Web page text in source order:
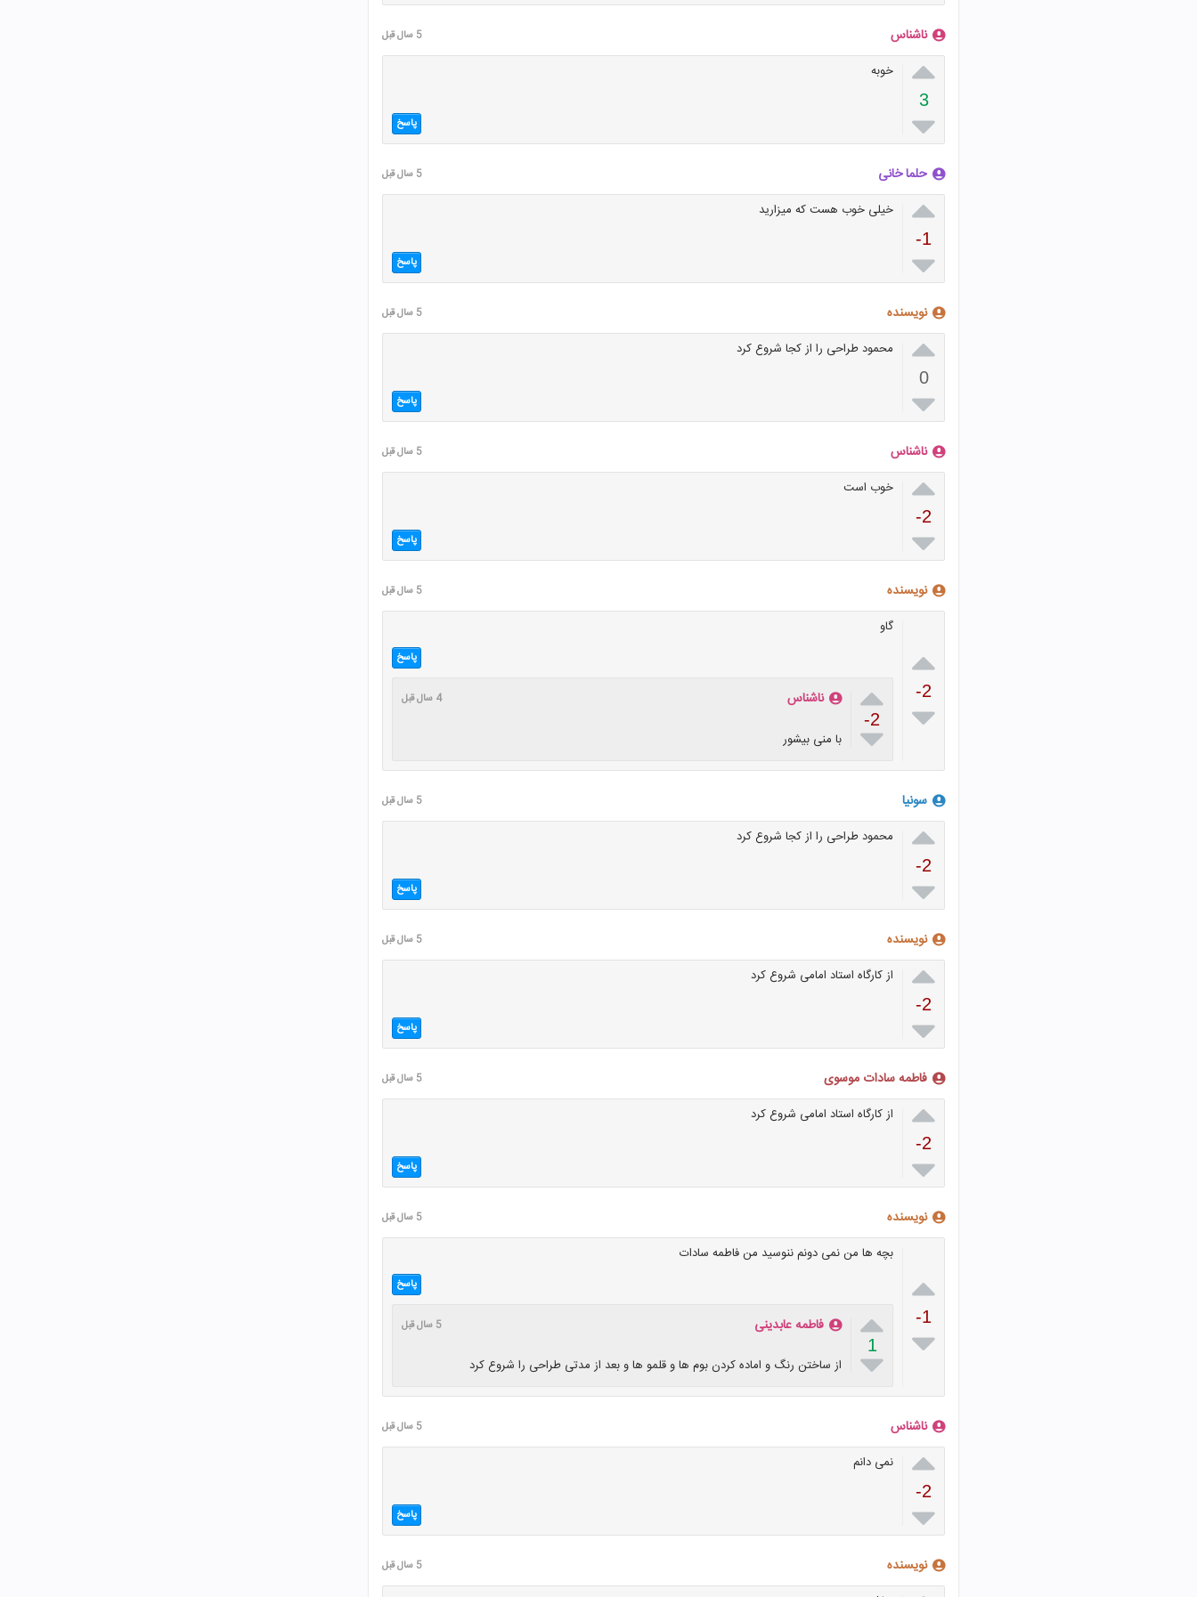
ناشناس 5 سال قبل

3

خوبه
پاسخ
حلما خانی 5 سال قبل

-1

خیلی خوب هست که میزارید
پاسخ
نویسنده 5 سال قبل

0

محمود طراحی را از کجا شروع کرد
پاسخ
ناشناس 5 سال قبل

-2

خوب است
پاسخ
نویسنده 5 سال قبل

-2

گاو
پاسخ

-2

ناشناس 4 سال قبل
با منی بیشور
سونیا 5 سال قبل

-2

محمود طراحی را از کجا شروع کرد
پاسخ
نویسنده 5 سال قبل

-2

از کارگاه استاد امامی شروع کرد
پاسخ
فاطمه سادات موسوی 5 سال قبل

-2

از کارگاه استاد امامی شروع کرد
پاسخ
نویسنده 5 سال قبل

-1

بچه ها من نمی دونم ننوسید من فاطمه سادات
پاسخ

1

فاطمه عابدینی 5 سال قبل
از ساختن رنگ و اماده کردن بوم ها و قلمو ها و بعد از مدتی طراحی را شروع کرد
ناشناس 5 سال قبل

-2

نمی دانم
پاسخ
نویسنده 5 سال قبل